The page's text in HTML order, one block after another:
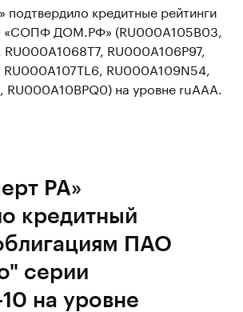
подтвердило кредитные рейтинги
«СОПФ ДОМ.РФ» (RU000A105B03,
RU000A106P97,
RU000A107TL6, RU000A109N54,
RU000A10BPQ0) на уровне ruAAA.
РА»
кредитный
ПАО
серии
на уровне